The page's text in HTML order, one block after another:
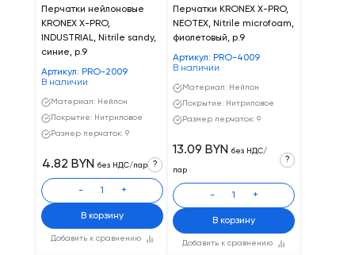
Перчатки нейлоновые
KRONEX X-PRO,
INDUSTRIAL, Nitrile sandy,
синие, р.9
Артикул: PRO-2009
В наличии
Материал: Нейлон
Покрытие: Нитриловое
Размер перчаток: 9
Добавить к сравнению
4.82 BYN без НДС/пар ?
- +
В корзину
Перчатки KRONEX X-PRO,
NEOTEX, Nitrile microfoam,
фиолетовый, р.9
Артикул: PRO-4009
В наличии
Материал: Нейлон
Покрытие: Нитриловое
Размер перчаток: 9
Добавить к сравнению
13.09 BYN без НДС/
пар
?
- +
В корзину